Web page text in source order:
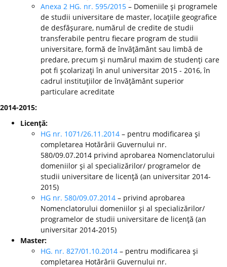
Anexa 2 HG. nr. 595/2015 – Domeniile şi programele
de studii universitare de master, locaţiile geografice
de desfăşurare, numărul de credite de studii
transferabile pentru fiecare program de studii
universitare, formă de învăţământ sau limbă de
predare, precum şi numărul maxim de studenţi care
pot fi şcolarizaţi în anul universitar 2015 - 2016, în
cadrul instituţiilor de învăţământ superior
particulare acreditate
2014-2015:
Licenţă:
HG nr. 1071/26.11.2014 – pentru modificarea şi
completarea Hotărârii Guvernului nr.
580/09.07.2014 privind aprobarea Nomenclatorului
domeniilor şi al specializărilor/ programelor de
studii universitare de licenţă (an universitar 2014-
2015)
HG nr. 580/09.07.2014 – privind aprobarea
Nomenclatorului domeniilor şi al specializărilor/
programelor de studii universitare de licenţă (an
universitar 2014-2015)
Master:
HG. nr. 827/01.10.2014 – pentru modificarea şi
completarea Hotărârii Guvernului nr.